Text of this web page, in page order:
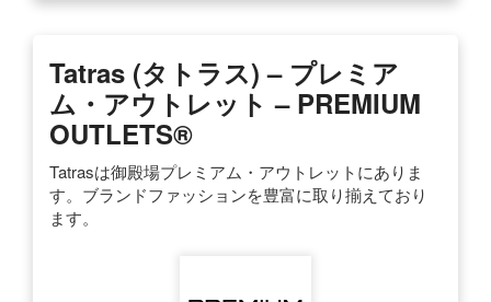
Tatras (タトラス) – プレミア
ム・アウトレット – PREMIUM
OUTLETS®
Tatrasは御殿場プレミアム・アウトレットにありま
す。ブランドファッションを豊富に取り揃えており
ます。